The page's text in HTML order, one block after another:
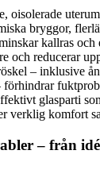
oisolerade
bryggor,
kallras och
och reducerar
– inklusive
glasparti
verklig komfort
– från